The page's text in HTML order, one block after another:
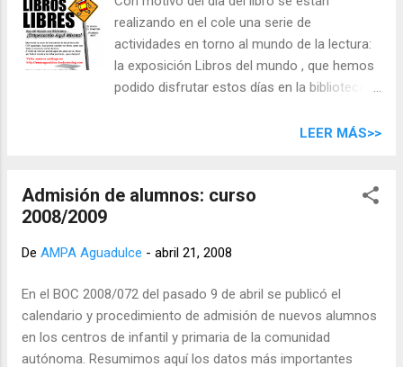
realizando en el cole una serie de
actividades en torno al mundo de la lectura:
la exposición Libros del mundo , que hemos
podido disfrutar estos días en la biblioteca,
lugar esta tarde y la narración de cuentos
literatura no se limite a un día al año y un
Intercambio de Libros Libres en la biblioteca
puede llevarse un libro a cambio de otro.
Pero no terminará ahí su viaje: basándonos
en la filosofía del bookcrossing , éstos
LEER MÁS>>
Admisión de alumnos: curso
2008/2009
De AMPA Aguadulce - abril 21, 2008
En el BOC 2008/072 del pasado 9 de abril se publicó el
calendario y procedimiento de admisión de nuevos alumnos
en los centros de infantil y primaria de la comunidad
autónoma. Resumimos aquí los datos más importantes